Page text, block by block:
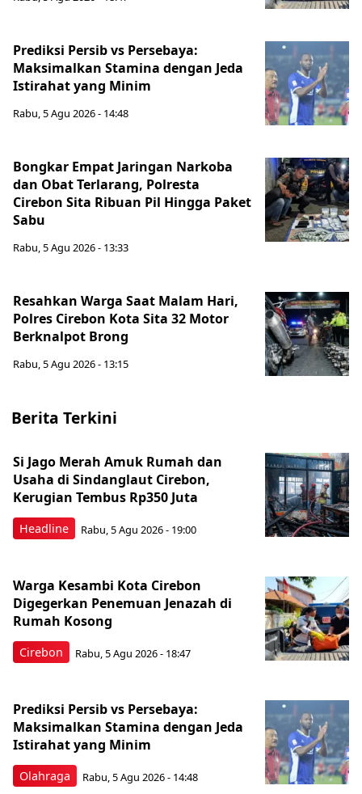
Prediksi Persib vs Persebaya:
Maksimalkan Stamina dengan Jeda
Istirahat yang Minim
Rabu, 5 Agu 2026 - 14:48
Bongkar Empat Jaringan Narkoba
dan Obat Terlarang, Polresta
Cirebon Sita Ribuan Pil Hingga Paket
Sabu
Rabu, 5 Agu 2026 - 13:33
Resahkan Warga Saat Malam Hari,
Polres Cirebon Kota Sita 32 Motor
Berknalpot Brong
Rabu, 5 Agu 2026 - 13:15
Berita Terkini
Headline
Si Jago Merah Amuk Rumah dan
Usaha di Sindanglaut Cirebon,
Kerugian Tembus Rp350 Juta
Rabu, 5 Agu 2026 - 19:00
Cirebon
Warga Kesambi Kota Cirebon
Digegerkan Penemuan Jenazah di
Rumah Kosong
Rabu, 5 Agu 2026 - 18:47
Olahraga
Prediksi Persib vs Persebaya:
Maksimalkan Stamina dengan Jeda
Istirahat yang Minim
Rabu, 5 Agu 2026 - 14:48